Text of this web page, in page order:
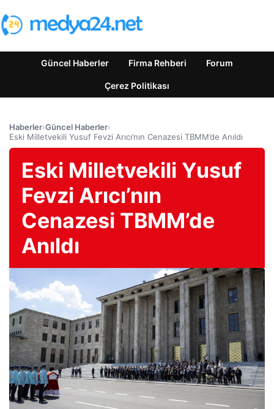
Güncel Haberler Firma Rehberi Forum
Çerez Politikası
Haberler›Güncel Haberler›
Eski Milletvekili Yusuf Fevzi Arıcı’nın Cenazesi TBMM’de Anıldı
Eski Milletvekili Yusuf
Fevzi Arıcı’nın
Cenazesi TBMM’de
Anıldı